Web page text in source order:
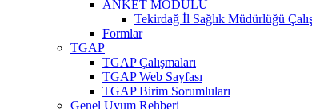
ANKET MODÜLÜ
Tekirdağ İl Sağlık Müdürlüğü
Formlar
TGAP
TGAP Çalışmaları
TGAP Web Sayfası
TGAP Birim Sorumluları
Genel Uyum Rehberi